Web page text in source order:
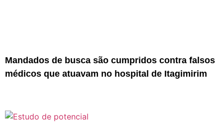
Mandados de busca são cumpridos contra falsos
médicos que atuavam no hospital de Itagimirim